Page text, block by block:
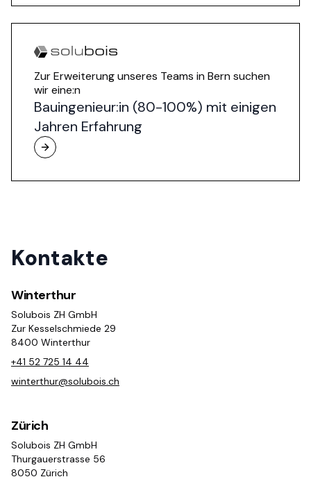
Zur Erweiterung unseres Teams in Bern suchen
wir eine:n
Bauingenieur:in (80-100%) mit einigen
Jahren Erfahrung
Kontakte
Winterthur
Solubois ZH GmbH
Zur Kesselschmiede 29
8400 Winterthur
+41 52 725 14 44
winterthur@solubois.ch
Zürich
Solubois ZH GmbH
Thurgauerstrasse 56
8050 Zürich